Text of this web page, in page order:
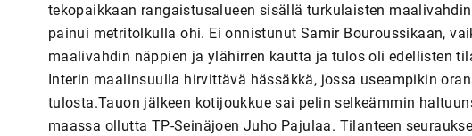
tekopaikkaan rangaistusalueen sisällä turkulaisten
painui metritolkulla ohi. Ei onnistunut Samir Bouroussikaan,
maalivahdin näppien ja ylähirren kautta ja tulos oli edellisten
Interin maalinsuulla hirvittävä hässäkkä, jossa useampikin
tulosta.Tauon jälkeen kotijoukkue sai pelin selkeämmin
maassa ollutta TP-Seinäjoen Juho Pajulaa. Tilanteen